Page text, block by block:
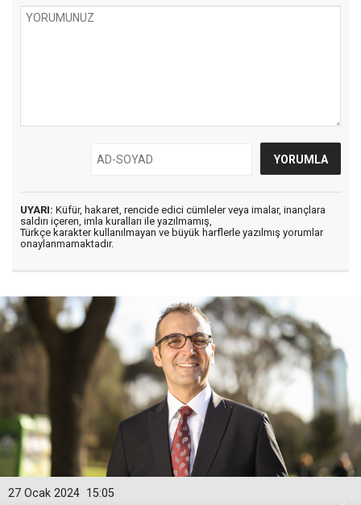
UYARI: Küfür, hakaret, rencide edici cümleler veya imalar, inançlara
saldırı içeren, imla kuralları ile yazılmamış,
Türkçe karakter kullanılmayan ve büyük harflerle yazılmış yorumlar
onaylanmamaktadır.
15:05
27 Ocak 2024